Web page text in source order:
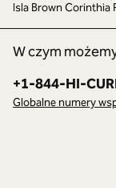
Isla Brown Corinthia
W czym
Telefon:
+1-844-HI-
Globalne numery